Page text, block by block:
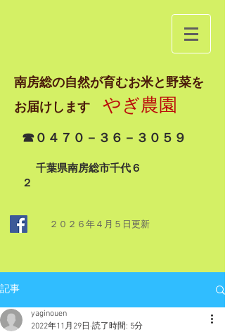
南房総の自然が育むお米と野菜を
お届けします やぎ農園
☎０４７０－３６－３０５９
千葉県南房総市千代６
２
２０２６年４月５日 更新
記事
yaginouen
2022年11月29日 読了時間: 5分